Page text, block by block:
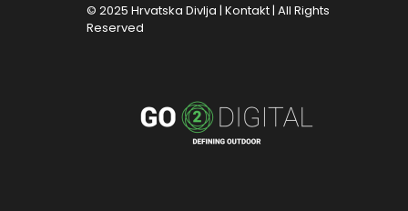
© 2025 Hrvatska Divlja | Kontakt| All Rights
Reserved